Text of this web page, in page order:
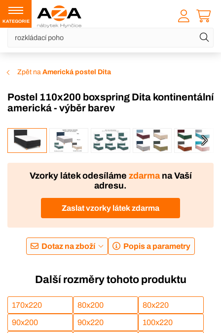
KATEGORIE
Zpět na Americká postel Dita
Postel 110x200 boxspring Dita kontinentální
americká - výběr barev
VÝROBA
Vzorky látek odesíláme zdarmana Vaší
adresu.
Zaslat vzorky látek zdarma
Dotaz na zboží Popis a parametry
Další rozměry tohoto produktu
170x220 80x200 80x220
90x200 90x220 100x220